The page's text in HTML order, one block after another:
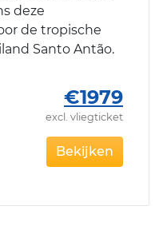
deze
de tropische
Santo Antão.
€1979
excl. vliegticket
Bekijken